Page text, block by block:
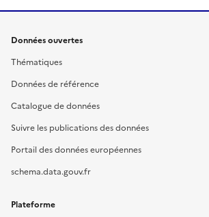
Données ouvertes
Thématiques
Données de référence
Catalogue de données
Suivre les publications des données
Portail des données européennes
schema.data.gouv.fr
Plateforme